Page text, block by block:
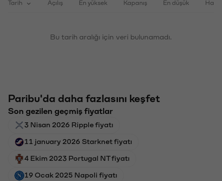
Tarih Açılış En yüksek Kapanış En düşük
Bu tarih aralığı için veri bulunamadı.
Paribu'da daha fazlasını keşfet
Son gezilen geçmiş fiyatlar
3 Nisan 2026 Ripple fiyatı
11 january 2026 Starknet fiyatı
4 Ekim 2023 Portugal NT fiyatı
19 Ocak 2025 Napoli fiyatı